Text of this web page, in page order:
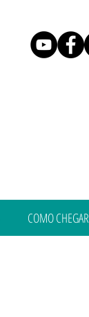
COMO CHEGAR